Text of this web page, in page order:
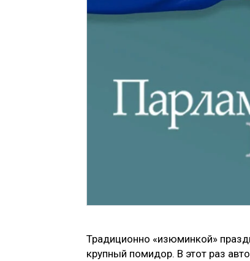
Традиционно «изюминкой»
крупный помидор. В этот раз